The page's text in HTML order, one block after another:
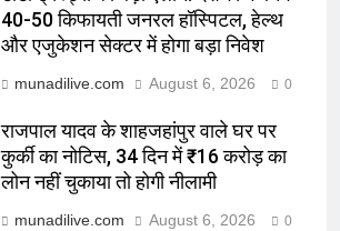
40-50 किफायती जनरल हॉस्पिटल, हेल्थ
और एजुकेशन सेक्टर में होगा बड़ा निवेश
munadilive.com August 6, 2026 0
राजपाल यादव के शाहजहांपुर वाले घर पर
कुर्की का नोटिस, 34 दिन में ₹16 करोड़ का
लोन नहीं चुकाया तो होगी नीलामी
munadilive.com August 6, 2026 0